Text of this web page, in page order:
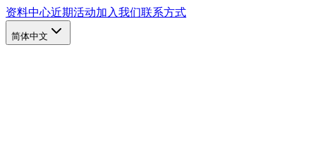
资料中心近期活动加入我们联系方式
简体中文